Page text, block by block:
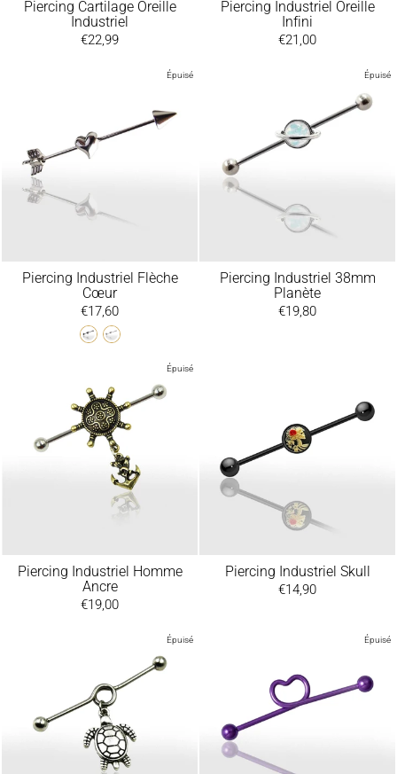
Piercing Cartilage Oreille
Industriel
€22,99
Piercing Industriel Oreille
Infini
€21,00
Épuisé
Piercing Industriel Flèche
Cœur
€17,60
Épuisé
Piercing Industriel 38mm
Planète
€19,80
Épuisé
Piercing Industriel Homme
Ancre
€19,00
Piercing Industriel Skull
€14,90
Épuisé Épuisé